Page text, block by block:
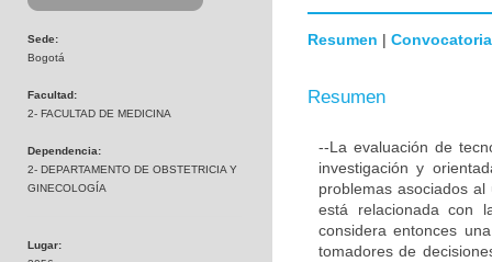
Sede:
Bogotá
Facultad:
2- FACULTAD DE MEDICINA
Dependencia:
2- DEPARTAMENTO DE OBSTETRICIA Y
GINECOLOGÍA
Lugar:
Resumen | Convocatoria
Resumen
--La evaluación de
investigación y
problemas asociados
está relacionada con
considera entonces
tomadores de